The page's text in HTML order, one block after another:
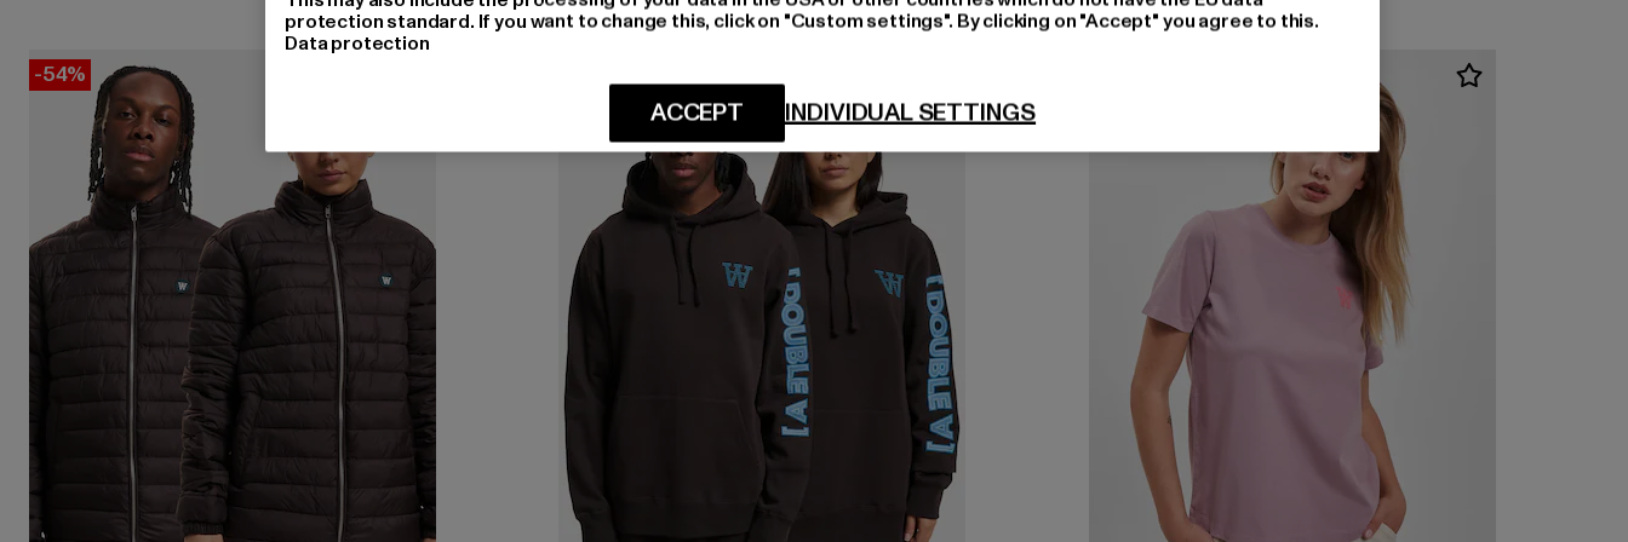
-54%
protection standard. If you want to change this, click on "Custom settings". By clicking on "Accept" you agree to this.
Data protection
INDIVIDUAL SETTINGS
ACCEPT